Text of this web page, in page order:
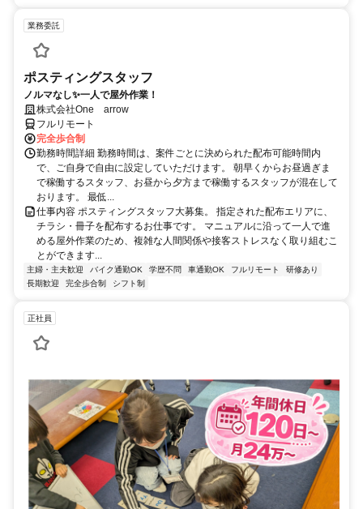
業務委託
ポスティングスタッフ
ノルマなし✨一人で屋外作業！
株式会社One arrow
フルリモート
完全歩合制
勤務時間詳細 勤務時間は、案件ごとに決められた配布可能時間内
で、ご自身で自由に設定していただけます。 朝早くからお昼過ぎま
で稼働するスタッフ、お昼から夕方まで稼働するスタッフが混在して
おります。 最低...
仕事内容 ポスティングスタッフ大募集。 指定された配布エリアに、
チラシ・冊子を配布するお仕事です。 マニュアルに沿って一人で進
める屋外作業のため、複雑な人間関係や接客ストレスなく取り組むこ
とができます...
主婦・主夫歓迎 バイク通勤OK 学歴不問 車通勤OK フルリモート
研修あり
長期歓迎
完全歩合制 シフト制
正社員